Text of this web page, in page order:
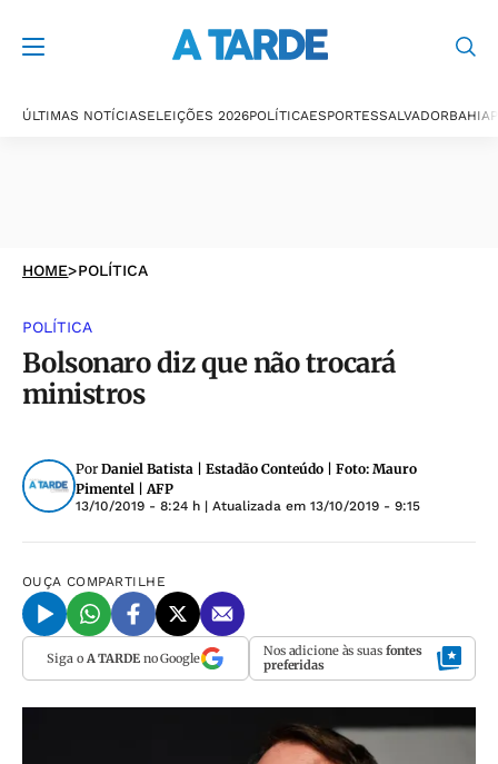
ÚLTIMAS NOTÍCIASELEIÇÕES 2026POLÍTICAESPORTESSALVADORBAHIA
HOME>POLÍTICA
POLÍTICA
Bolsonaro diz que não trocará
ministros
Por Daniel Batista | Estadão Conteúdo | Foto: Mauro
Pimentel | AFP
13/10/2019 - 8:24 h | Atualizada em 13/10/2019 - 9:15
OUÇA COMPARTILHE
Siga o A TARDEno Google Nos adicione às suas fontes
preferidas